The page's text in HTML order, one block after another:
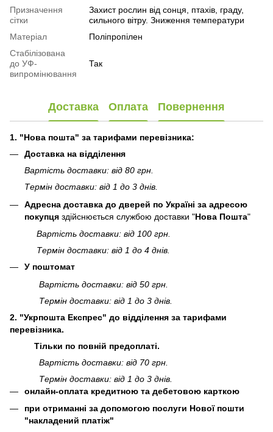
Призначення
сітки
Захист рослин від сонця, птахів, граду,
сильного вітру. Зниження температури
Матеріал
Поліпропілен
Стабілізована
до УФ-
випромінювання
Так
Доставка Оплата Повернення
1. "Нова пошта" за тарифами перевізника:
Доставка на відділення
Вартість доставки: від 80 грн.
Термін доставки: від 1 до 3 днів.
Адресна доставка до дверей по Україні за адресою
покупця здійснюється службою доставки "Нова Пошта"
Вартість доставки: від 100 грн.
Термін доставки: від 1 до 4 днів.
У поштомат
Вартість доставки: від 50 грн.
Термін доставки: від 1 до 3 днів.
2. "Укрпошта Експрес" до відділення за тарифами
перевізника.
Тільки по повній предоплаті.
Вартість доставки: від 70 грн.
Термін доставки: від 1 до 3 днів.
онлайн-оплата кредитною та дебетовою карткою
при отриманні за допомогою послуги Нової пошти
"накладений платіж"